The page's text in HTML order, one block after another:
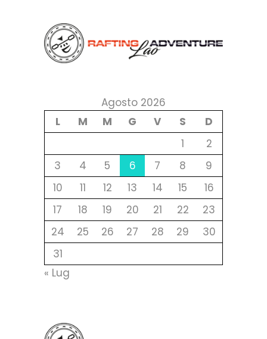
Agosto 2026
L
M M G V S
D
1
2
3
4 5 6 7 8
9
10
11 12 13 14 15
16
17
18 19 20 21 22
23
24
25 26 27 28 29
30
31
« Lug